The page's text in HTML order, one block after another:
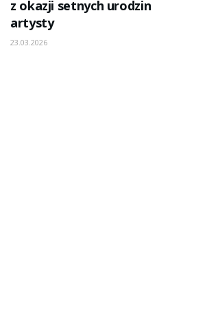
z okazji setnych urodzin
artysty
23.03.2026